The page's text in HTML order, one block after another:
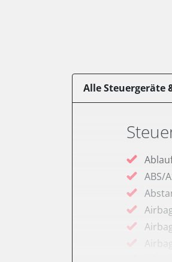
Alle Steuergeräte
ABS/